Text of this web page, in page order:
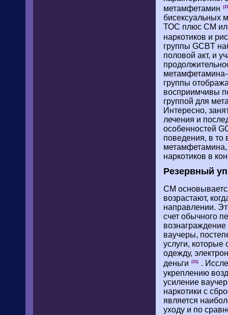
метамфетамин
бисексуальных
ТОС плюс CM
наркотиков и
группы GCBT
половой акт, и
группы
восприимчивы
группой для
Интересно,
лечения и
особенностей
поведения, в то
метамфетамина,
наркотиков в
Резервный
CM
возрастают,
направлении.
счет обычного
вознаграждение
ваучеры,
услуги, которые
одежду,
деньги
(21)
.
укреплению
усиление
наркотики с
является
уходу и по